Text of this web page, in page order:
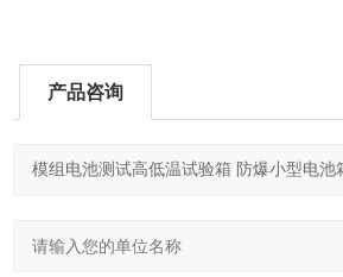
产品咨询